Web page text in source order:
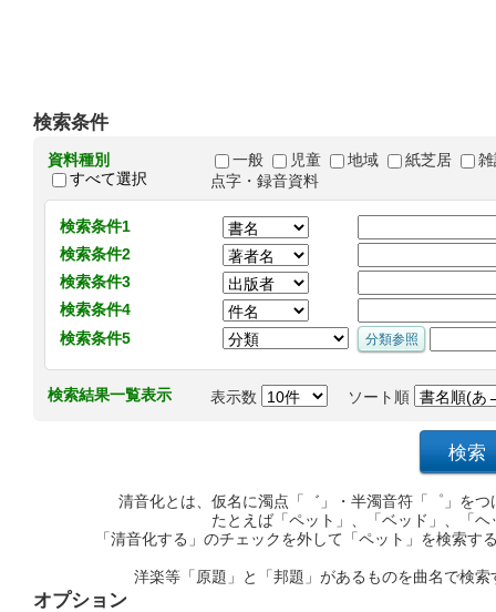
検索条件
資料種別
すべて選択
一般 児童 地域 紙芝居
点字・録音資料
検索条件1
検索条件2
検索条件3
検索条件4
検索条件5
検索結果一覧表示 表示数 ソート順
清音化とは、仮名に濁点「゛」・半濁音符「゜」を
たとえば「ペット」、「ベッド」、「
「清音化する」のチェックを外して「ペット」を検索
洋楽等「原題」と「邦題」があるものを曲名で検
オプション